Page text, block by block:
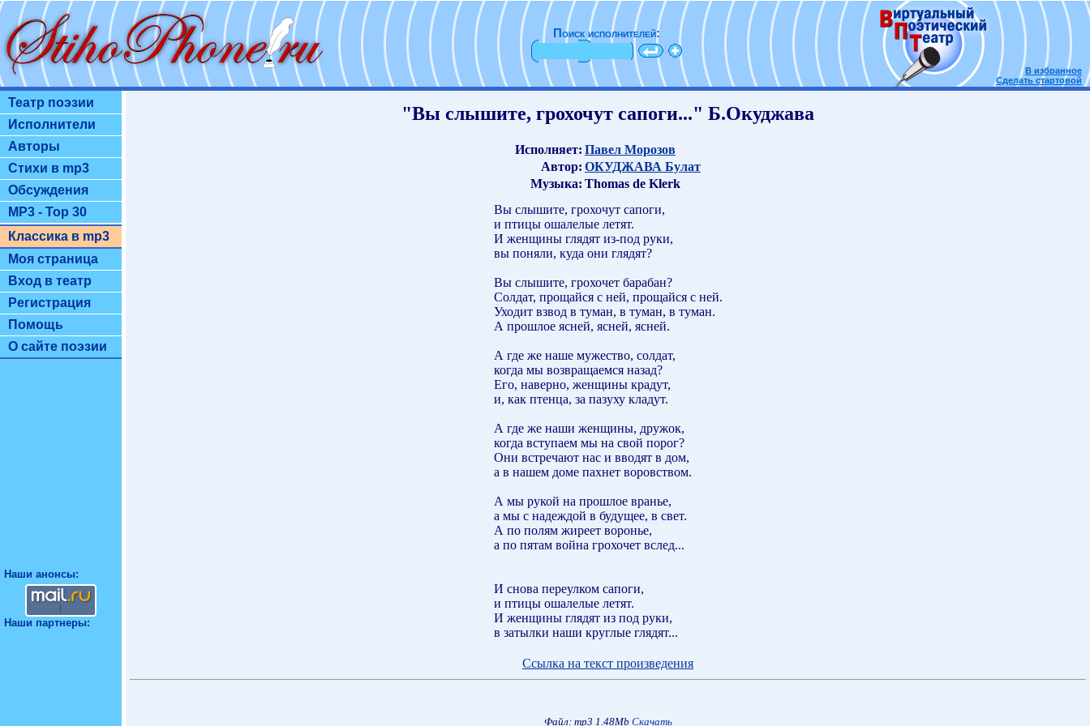
Поиск исполнителей:
В избранное
Сделать стартовой
Театр поэзии
Исполнители
Авторы
Стихи в mp3
Обсуждения
MP3 - Top 30
Классика в mp3
Моя страница
Вход в театр
Регистрация
Помощь
О сайте поэзии
Наши анонсы:
Наши партнеры:
"Вы слышите, грохочут сапоги..." Б.Окуджава
Исполняет: Павел Морозов
Автор: ОКУДЖАВА Булат
Музыка: Thomas de Klerk
Вы слышите, грохочут сапоги,
и птицы ошалелые летят.
И женщины глядят из-под руки,
вы поняли, куда они глядят?
Вы слышите, грохочет барабан?
Солдат, прощайся с ней, прощайся с ней.
Уходит взвод в туман, в туман, в туман.
А прошлое ясней, ясней, ясней.
А где же наше мужество, солдат,
когда мы возвращаемся назад?
Его, наверно, женщины крадут,
и, как птенца, за пазуху кладут.
А где же наши женщины, дружок,
когда вступаем мы на свой порог?
Они встречают нас и вводят в дом,
а в нашем доме пахнет воровством.
А мы рукой на прошлое вранье,
а мы с надеждой в будущее, в свет.
А по полям жиреет воронье,
а по пятам война грохочет вслед...
И снова переулком сапоги,
и птицы ошалелые летят.
И женщины глядят из под руки,
в затылки наши круглые глядят...
Ссылка на текст произведения
Файл: mp3 1.48Mb Скачать